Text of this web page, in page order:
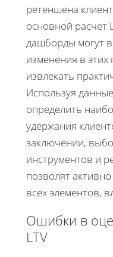
ретеншена
основной расчет
дашборды могут
изменения в этих
извлекать
Используя
определить
удержания
заключении,
инструментов и
позволят
всех элементов,
Ошибки в
LTV